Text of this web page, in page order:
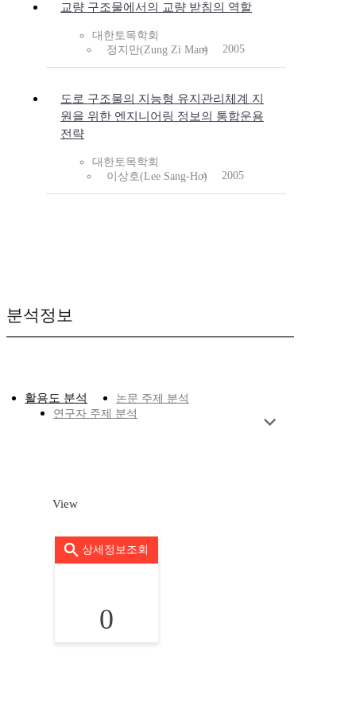
교량 구조물에서의 교량 받침의 역할
대한토목학회
정지만(Zung Zi Man)
2005
도로 구조물의 지능형 유지관리체계 지
원을 위한 엔지니어링 정보의 통합운용
전략
대한토목학회
이상호(Lee Sang-Ho)
2005
분석정보
활용도 분석
논문 주제 분석
연구자 주제 분석
View
상세정보조회
0